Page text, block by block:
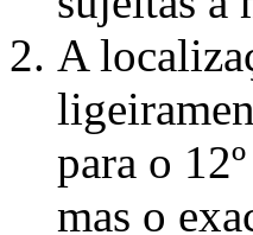
A
para o
mas o